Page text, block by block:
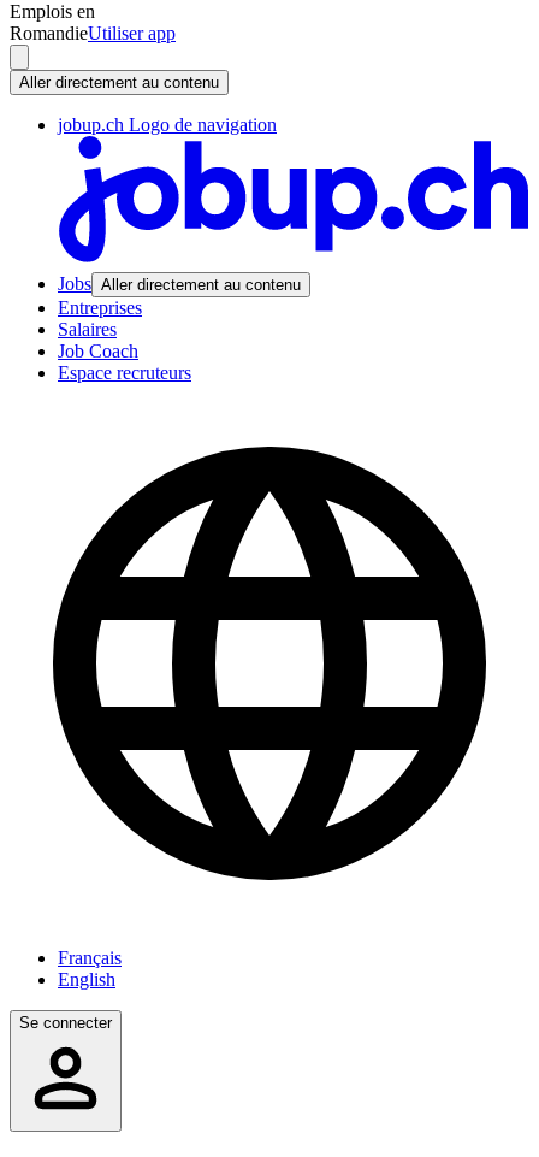
Emplois en
RomandieUtiliser app
Aller directement au contenu
jobup.ch Logo de navigation
Jobs Aller directement au contenu
Entreprises
Salaires
Job Coach
Espace recruteurs
Français
English
Se connecter